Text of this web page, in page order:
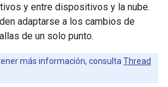
y entre dispositivos y la nube.
adaptarse a los cambios de
de un solo punto.
más información, consulta Thread